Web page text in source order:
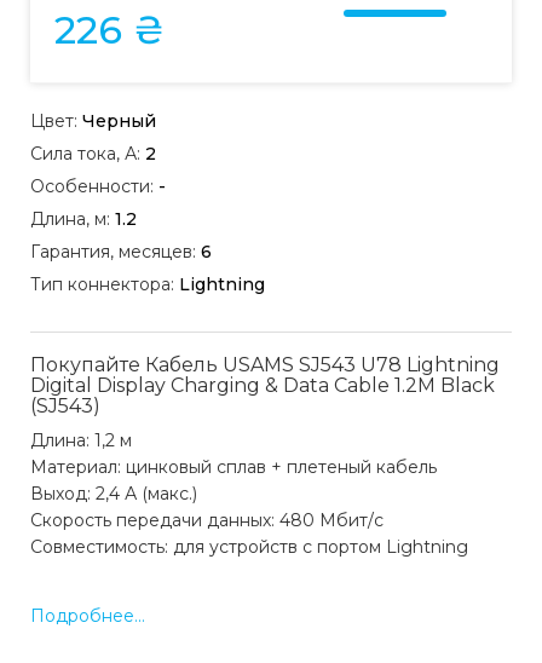
226 ₴
Цвет: Черный
Сила тока, А: 2
Особенности: -
Длина, м: 1.2
Гарантия, месяцев: 6
Тип коннектора: Lightning
Покупайте Кабель USAMS SJ543 U78 Lightning
Digital Display Charging & Data Cable 1.2M Black
(SJ543)
Длина: 1,2 м
Материал: цинковый сплав + плетеный кабель
Выход: 2,4 А (макс.)
Скорость передачи данных: 480 Мбит/с
Совместимость: для устройств с портом Lightning
1. Отображение мощности в реальном времени,
Подробнее...